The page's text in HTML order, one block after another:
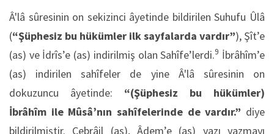
Â'lâ sûresinin on sekizinci âyetinde bildirilen Suhufu Ûlâ
(“Şüphesiz bu hükümler ilk sayfalarda vardır”), Şît’e
(as) ve İdrîs’e (as) indirilmiş olan Sahîfe’lerdi.9 İbrâhîm’e
(as) indirilen sahîfeler de yine Â'lâ sûresinin on
dokuzuncu âyetinde: “(Şüphesiz bu hükümler)
İbrâhîm ile Mûsâ’nın sahîfelerinde de vardır.” diye
bildirilmiştir. Cebrâil (as), Âdem’e (as) yazı yazmayı